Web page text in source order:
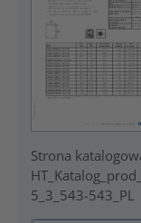
Strona
5_3_543-543_PL